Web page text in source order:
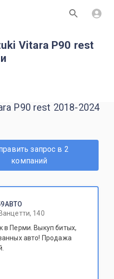
Vitara P90 rest
P90 rest 2018-2024
запрос в 2
компаний
140
в Перми. Выкуп битых,
авто! Продажа